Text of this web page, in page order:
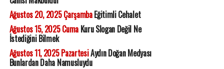
Ağustos 20, 2025 ÇarşambaEğitimli Cehalet
Ağustos 15, 2025 CumaKuru Slogan Değil Ne
İstediğini Bilmek
Ağustos 11, 2025 PazartesiAydın Doğan Medyası
Bunlardan Daha Namusluydu